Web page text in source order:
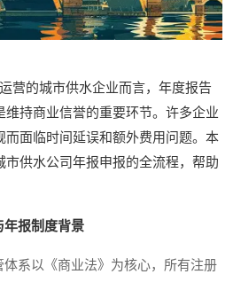
的城市供水企业而言，年度报告
维持商业信誉的重要环节。许多企业
而面临时间延误和额外费用问题。本
供水公司年报申报的全流程，帮助
年报制度背景
系以《商业法》为核心，所有注册